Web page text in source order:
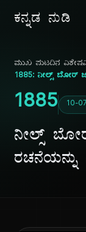
ಕನ್ನಡ ನುಡಿ
ಮುಖ ಪುಟದಿನ ವಿಶೇಷ
1885: ನೀಲ್ಸ್ ಬೋರ್
1885 10-
ನೀಲ್ಸ್